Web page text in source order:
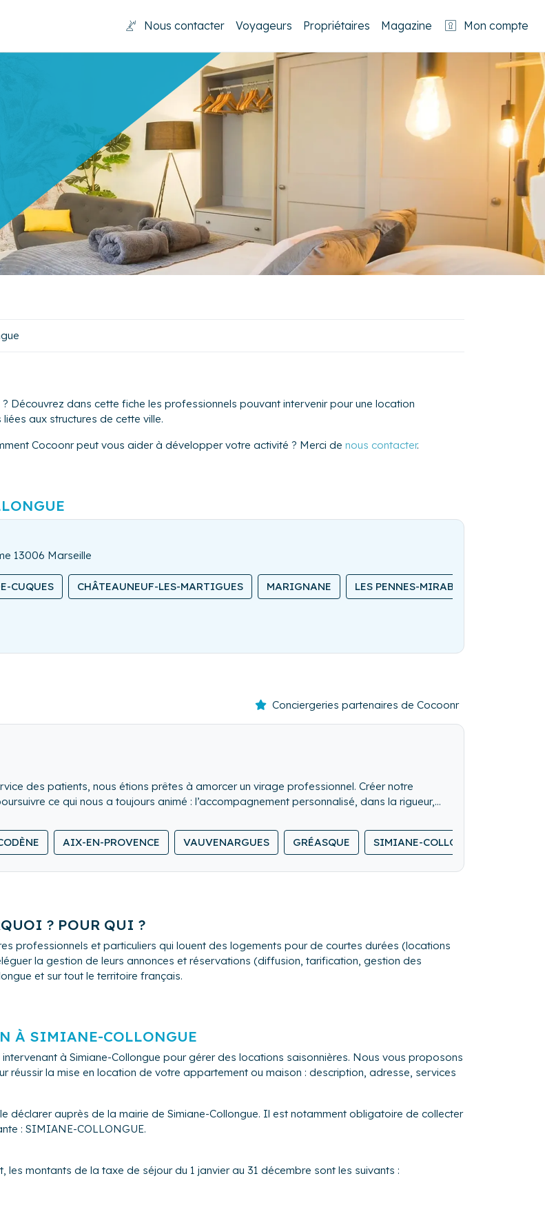
Nous contacter Voyageurs Propriétaires Magazine Mon compte
Découvrez dans cette fiche les professionnels pouvant intervenir pour une location
aux structures de cette ville.
Cocoonr peut vous aider à développer votre activité ? Merci de nous contacter.
13006 Marseille
CUQUES CHÂTEAUNEUF-LES-MARTIGUES MARIGNANE LES PENNES-MIRABEAU
Conciergeries partenaires de Cocoonr
des patients, nous étions prêtes à amorcer un virage professionnel. Créer notre
ce qui nous a toujours animé : l’accompagnement personnalisé, dans la rigueur,
l’humain.
sérénité pour apprécier en toute confiance la gestion de votre bien et la satisfaction de
AIX-EN-PROVENCE VAUVENARGUES GRÉASQUE SIMIANE-COLLONGUE
? POUR QUI ?
professionnels et particuliers qui louent des logements pour de courtes durées (locations
la gestion de leurs annonces et réservations (diffusion, tarification, gestion des
et sur tout le territoire français.
À SIMIANE-COLLONGUE
à Simiane-Collongue pour gérer des locations saisonnières. Nous vous proposons
réussir la mise en location de votre appartement ou maison : description, adresse, services
déclarer auprès de la mairie de Simiane-Collongue. Il est notamment obligatoire de collecter
: SIMIANE-COLLONGUE.
montants de la taxe de séjour du 1 janvier au 31 décembre sont les suivants :